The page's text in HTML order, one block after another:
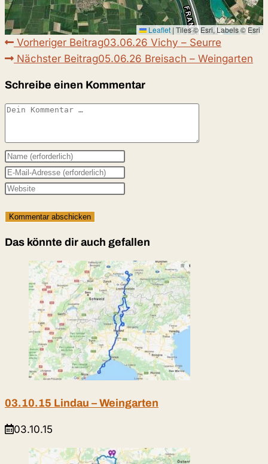
Leaflet | Tiles © Esri, Labels © Esri
Weitere
Artikel
Vorheriger Beitrag03.06.26 Vichy – Seurre
Nächster Beitrag05.06.26 Breisach – Weingarten
Schreibe einen Kommentar
Kommentar
Gib
deinen
Namen
Benutzernamen
zum
Gib
deine
Mail-
Adresse
Kommentieren
Gib
Website-
URL
(optional)
Das könnte dir auch gefallen
03.10.15 Lindau – Weingarten
03.10.15